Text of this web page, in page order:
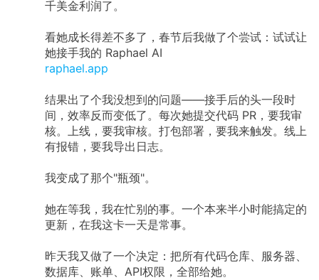
千美金利润了。
看她成长得差不多了，春节后我做了个尝试：试试让
她接手我的 Raphael AI
raphael.app
结果出了个我没想到的问题——接手后的头一段时
间，效率反而变低了。每次她提交代码 PR，要我审
核。上线，要我审核。打包部署，要我来触发。线上
有报错，要我导出日志。
我变成了那个"瓶颈"。
她在等我，我在忙别的事。一个本来半小时能搞定的
更新，在我这卡一天是常事。
昨天我又做了一个决定：把所有代码仓库、服务器、
数据库、账单、API权限，全部给她。